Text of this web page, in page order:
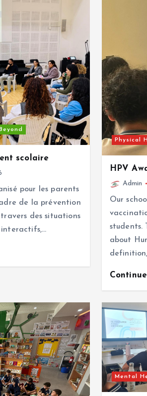
scolaire
pour les parents
de la prévention
des situations
interactifs,…
Physical
HPV
Admin
Our
students.
about
Mental